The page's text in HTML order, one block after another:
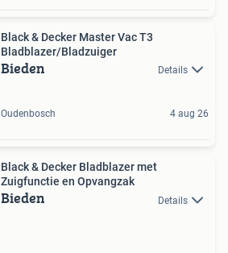
Black & Decker Master Vac T3
Bladblazer/Bladzuiger
Bieden Details
Oudenbosch 4 aug 26
Black & Decker Bladblazer met
Zuigfunctie en Opvangzak
Bieden Details